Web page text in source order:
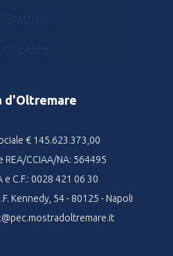
Statuto
Contatti
d'Oltremare
€ 145.623.373,00
REA/CCIAA/NA: 564495
e C.F.: 0028 421 06 30
Kennedy, 54 - 80125 - Napoli